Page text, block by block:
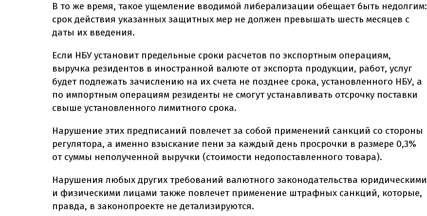
В то же время, такое ущемление вводимой либерализации обещает быть недолгим:
срок действия указанных защитных мер не должен превышать шесть месяцев с
даты их введения.
Если НБУ установит предельные сроки расчетов по экспортным операциям,
выручка резидентов в иностранной валюте от экспорта продукции, работ, услуг
будет подлежать зачислению на их счета не позднее срока, установленного НБУ, а
по импортным операциям резиденты не смогут устанавливать отсрочку поставки
свыше установленного лимитного срока.
Нарушение этих предписаний повлечет за собой применений санкций со стороны
регулятора, а именно взыскание пени за каждый день просрочки в размере 0,3%
от суммы неполученной выручки (стоимости недопоставленного товара).
Нарушения любых других требований валютного законодательства юридическими
и физическими лицами также повлечет применение штрафных санкций, которые,
правда, в законопроекте не детализируются.